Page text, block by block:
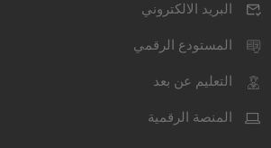
البريد الالكتروني
المستودع الرقمي
التعليم عن بعد
المنصة الرقمية